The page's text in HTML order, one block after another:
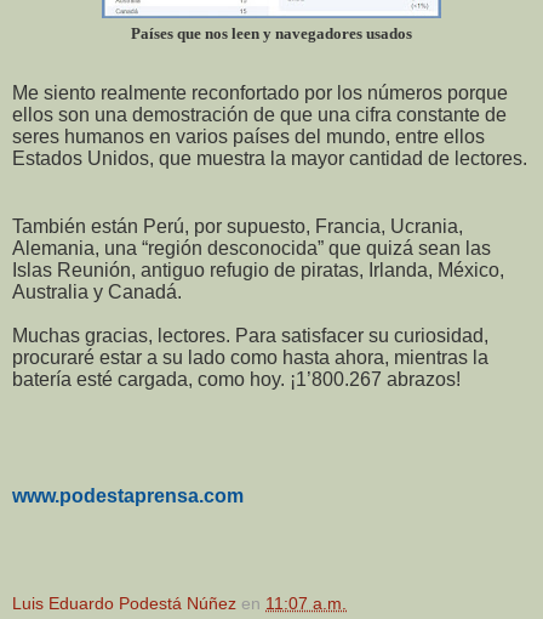
Países que nos leen y navegadores usados
Me siento realmente reconfortado por los números porque
ellos son una demostración de que una cifra constante de
seres humanos en varios países del mundo, entre ellos
Estados Unidos, que muestra la mayor cantidad de lectores.
También están Perú, por supuesto, Francia, Ucrania,
Alemania, una “región desconocida” que quizá sean las
Islas Reunión, antiguo refugio de piratas, Irlanda, México,
Australia y Canadá.
Muchas gracias, lectores. Para satisfacer su curiosidad,
procuraré estar a su lado como hasta ahora, mientras la
batería esté cargada, como hoy. ¡1’800.267 abrazos!
www.podestaprensa.com
Luis Eduardo Podestá Núñez en 11:07 a.m.